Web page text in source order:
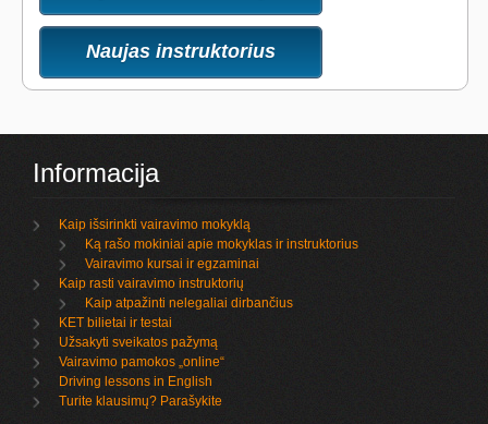
Naujas instruktorius
Informacija
Kaip išsirinkti vairavimo mokyklą
Ką rašo mokiniai apie mokyklas ir instruktorius
Vairavimo kursai ir egzaminai
Kaip rasti vairavimo instruktorių
Kaip atpažinti nelegaliai dirbančius
KET bilietai ir testai
Užsakyti sveikatos pažymą
Vairavimo pamokos „online“
Driving lessons in English
Turite klausimų? Parašykite